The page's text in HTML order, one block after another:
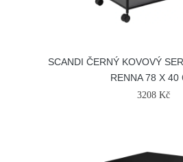
SCANDI ČERNÝ KOVOVÝ
RENNA 78 X 40
3208 Kč